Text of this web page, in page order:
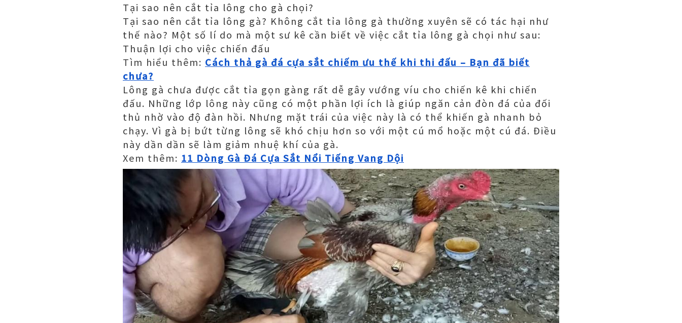
Tại sao nên cắt tỉa lông cho gà chọi?
Tại sao nên cắt tỉa lông gà? Không cắt tỉa lông gà thường xuyên sẽ có tác hại như
thế nào? Một số lí do mà một sư kê cần biết về việc cắt tỉa lông gà chọi như sau:
Thuận lợi cho việc chiến đấu
Tìm hiểu thêm: Cách thả gà đá cựa sắt chiếm ưu thế khi thi đấu – Bạn đã biết
chưa?
Lông gà chưa được cắt tỉa gọn gàng rất dễ gây vướng víu cho chiến kê khi chiến
đấu. Những lớp lông này cũng có một phần lợi ích là giúp ngăn cản đòn đá của đối
thủ nhờ vào độ đàn hồi. Nhưng mặt trái của việc này là có thể khiến gà nhanh bỏ
chạy. Vì gà bị bứt từng lông sẽ khó chịu hơn so với một cú mổ hoặc một cú đá. Điều
này dần dần sẽ làm giảm nhuệ khí của gà.
Xem thêm: 11 Dòng Gà Đá Cựa Sắt Nổi Tiếng Vang Dội